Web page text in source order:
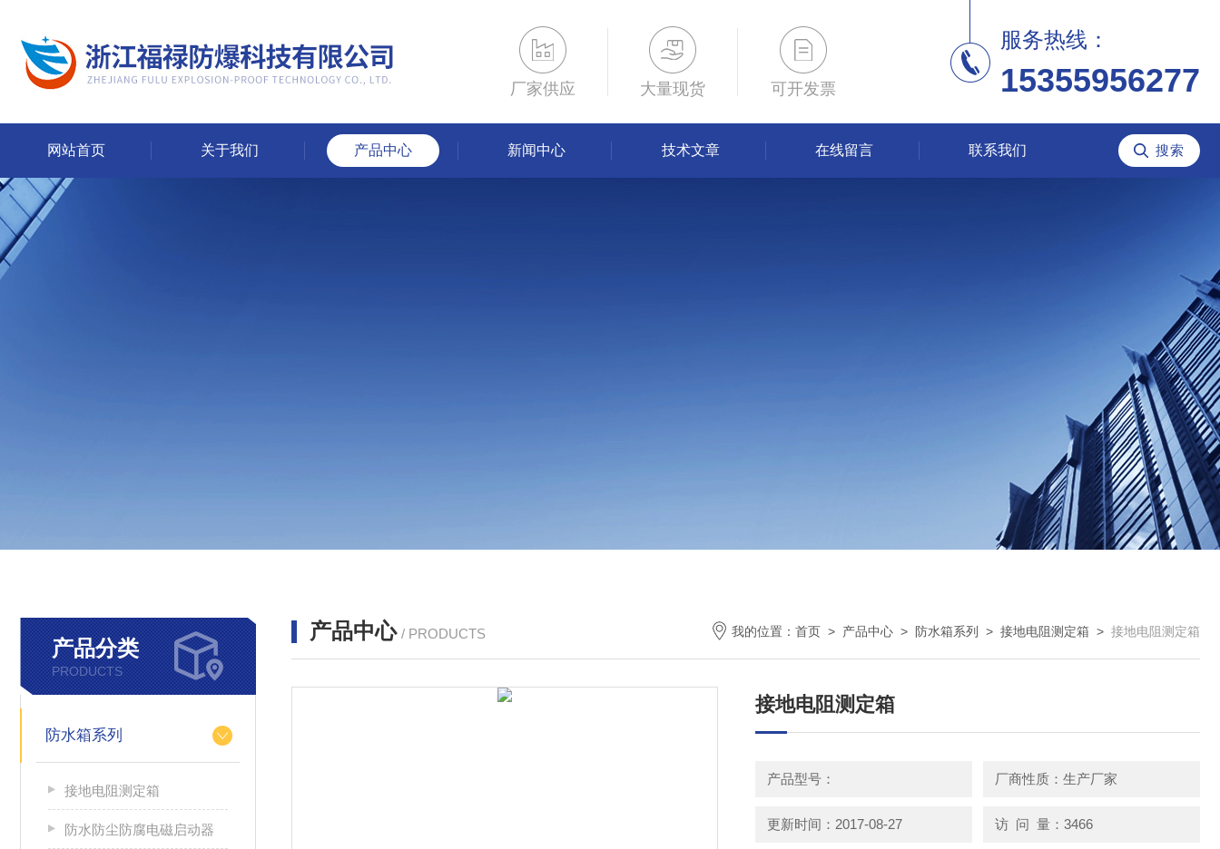
厂家供应 大量现货 可开发票
服务热线：
15355956277
网站首页 关于我们 产品中心 新闻中心 技术文章 在线留言 联系我们
产品分类
PRODUCTS
防水箱系列
接地电阻测定箱
防水防尘防腐电磁启动器
产品中心 / PRODUCTS 我的位置： 首页 > 产品中心 > 防水箱系列 > 接地电阻测定箱 > 接地电阻测定箱
接地电阻测定箱
产品型号： 厂商性质：生产厂家
更新时间：2017-08-27 访 问 量：3466